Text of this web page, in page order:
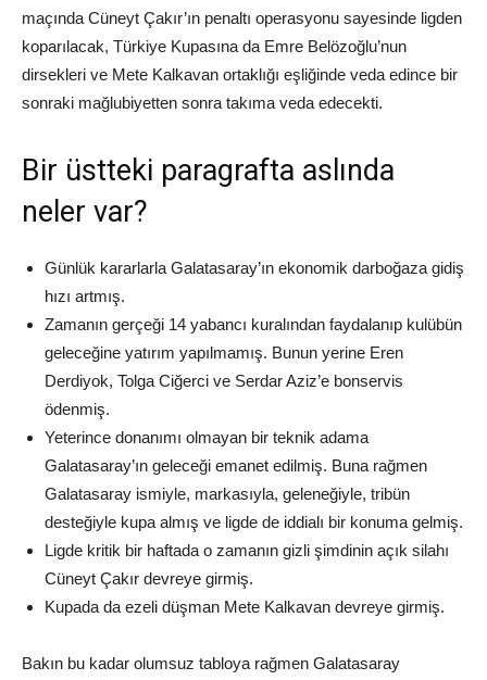
maçında Cüneyt Çakır’ın penaltı operasyonu sayesinde ligden
koparılacak, Türkiye Kupasına da Emre Belözoğlu’nun
dirsekleri ve Mete Kalkavan ortaklığı eşliğinde veda edince bir
sonraki mağlubiyetten sonra takıma veda edecekti.
Bir üstteki paragrafta aslında
neler var?
Günlük kararlarla Galatasaray’ın ekonomik darboğaza gidiş
hızı artmış.
Zamanın gerçeği 14 yabancı kuralından faydalanıp kulübün
geleceğine yatırım yapılmamış. Bunun yerine Eren
Derdiyok, Tolga Ciğerci ve Serdar Aziz’e bonservis
ödenmiş.
Yeterince donanımı olmayan bir teknik adama
Galatasaray’ın geleceği emanet edilmiş. Buna rağmen
Galatasaray ismiyle, markasıyla, geleneğiyle, tribün
desteğiyle kupa almış ve ligde de iddialı bir konuma gelmiş.
Ligde kritik bir haftada o zamanın gizli şimdinin açık silahı
Cüneyt Çakır devreye girmiş.
Kupada da ezeli düşman Mete Kalkavan devreye girmiş.
Bakın bu kadar olumsuz tabloya rağmen Galatasaray